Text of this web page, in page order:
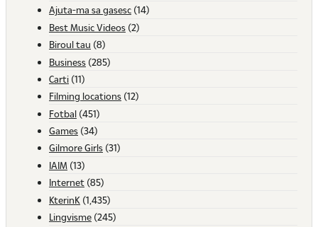
Ajuta-ma sa gasesc (14)
Best Music Videos (2)
Biroul tau (8)
Business (285)
Carti (11)
Filming locations (12)
Fotbal (451)
Games (34)
Gilmore Girls (31)
IAIM (13)
Internet (85)
KterinK (1,435)
Lingvisme (245)